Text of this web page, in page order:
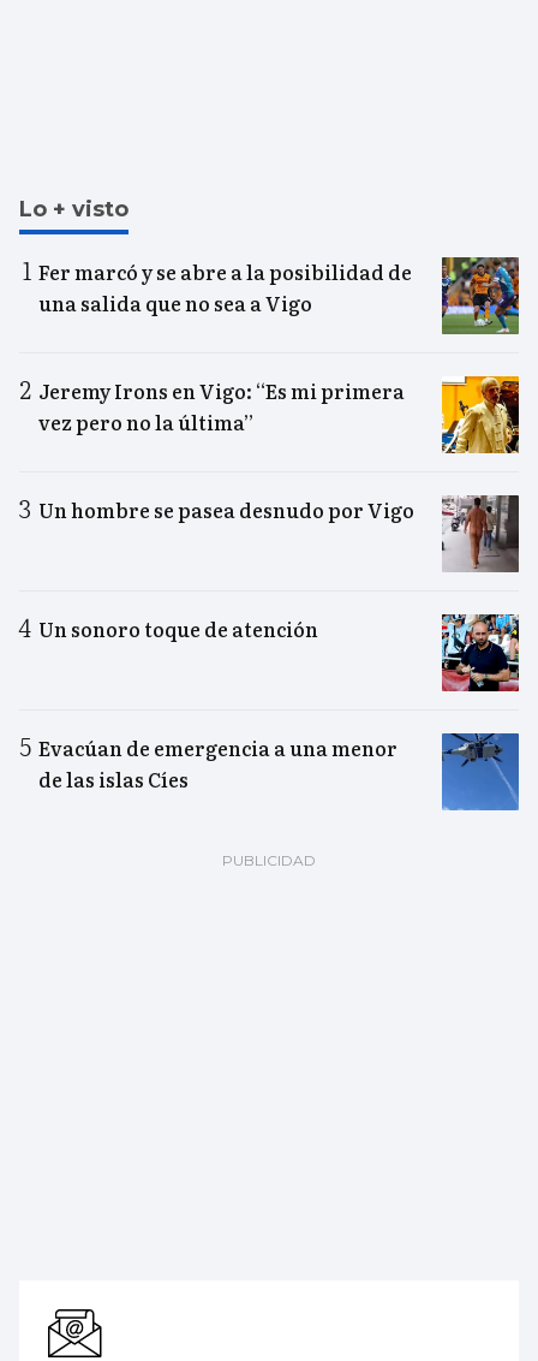
Lo + visto
Fer marcó y se abre a la posibilidad de
una salida que no sea a Vigo
Jeremy Irons en Vigo: “Es mi primera
vez pero no la última”
Un hombre se pasea desnudo por Vigo
Un sonoro toque de atención
Evacúan de emergencia a una menor
de las islas Cíes